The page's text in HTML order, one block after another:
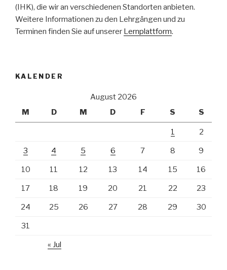
(IHK), die wir an verschiedenen Standorten anbieten.
Weitere Informationen zu den Lehrgängen und zu
Terminen finden Sie auf unserer Lernplattform.
KALENDER
August 2026
M
D M D F S S
1 2
3 4 5 6 7 8 9
10 11 12 13 14 15 16
17 18 19 20 21 22 23
24 25 26 27 28 29 30
31
« Jul